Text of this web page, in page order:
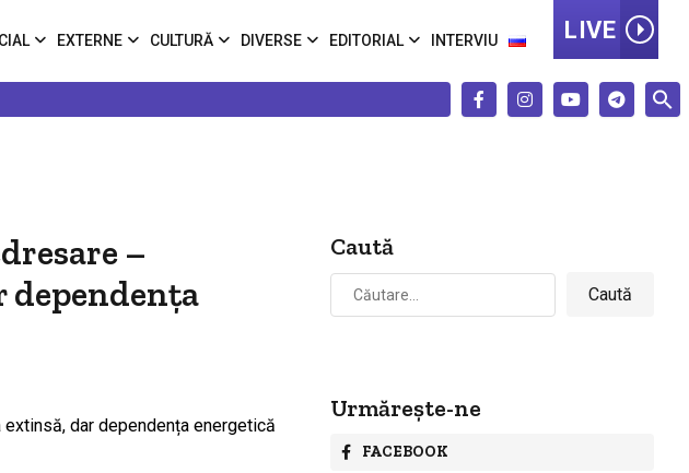
EXTERNE CULTURĂ DIVERSE EDITORIAL INTERVIU LIVE
–
dependența
Caută
Caută
după:
Urmărește-ne
FACEBOOK